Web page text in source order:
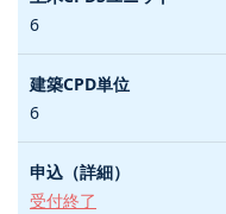
6
6
受付終了